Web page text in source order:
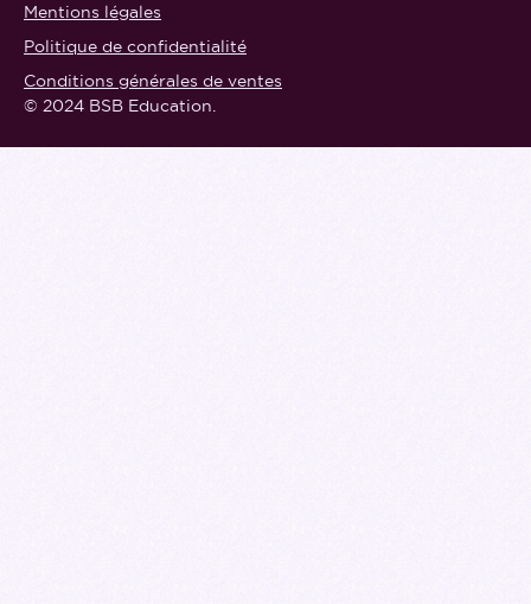
© 2024 BSB Education.
Mentions légales
Politique de confidentialité
Conditions générales de ventes